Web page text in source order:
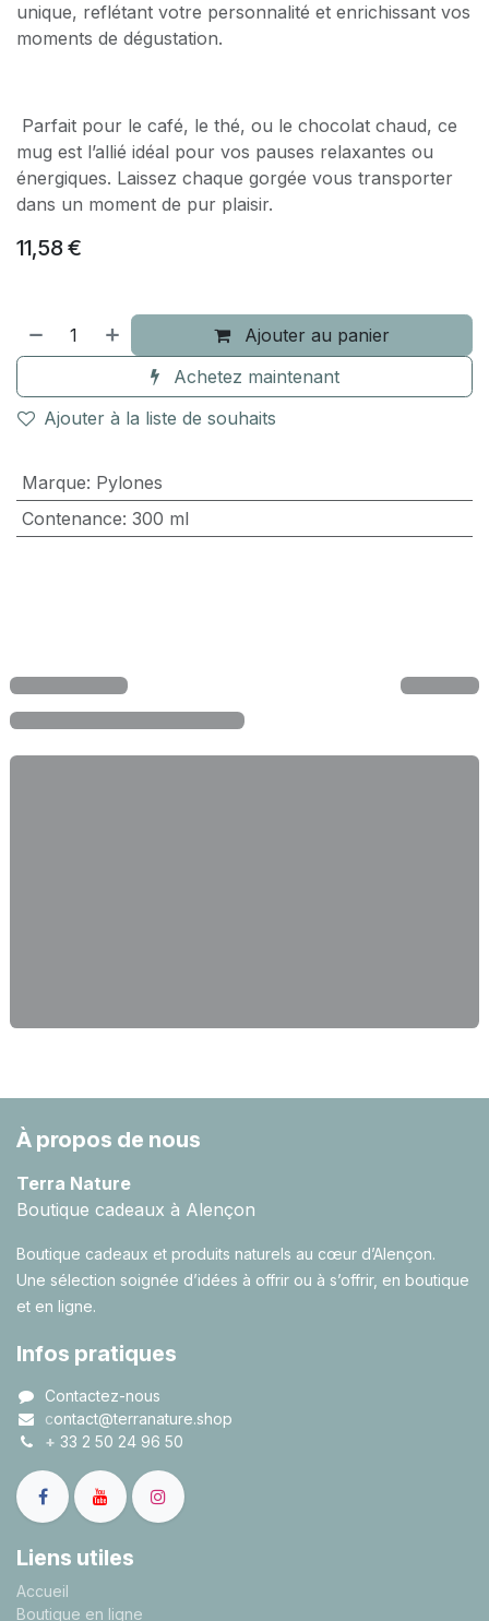
unique, reflétant votre personnalité et enrichissant vos
moments de dégustation.
Parfait pour le café, le thé, ou le chocolat chaud, ce
mug est l’allié idéal pour vos pauses relaxantes ou
énergiques. Laissez chaque gorgée vous transporter
dans un moment de pur plaisir.
11,58€
Ajouter au panier
Achetez maintenant
Ajouter à la liste de souhaits
Marque: Pylones
Contenance: 300 ml
À propos de nous
Terra Nature
Boutique cadeaux à Alençon
Boutique cadeaux et produits naturels au cœur d’Alençon.
Une sélection soignée d’idées à offrir ou à s’offrir, en boutique
et en ligne.
Infos pratiques
Contactez-nous
contact@terranature.shop
+ 33 2 50 24 96 50
Liens utiles
Accueil
Boutique en ligne